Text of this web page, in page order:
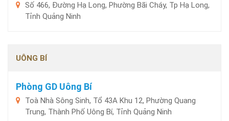
Số 466, Đường Hạ Long, Phường Bãi Cháy, Tp Hạ Long,
Tỉnh Quảng Ninh
UÔNG BÍ
Phòng GD Uông Bí
Toà Nhà Sông Sinh, Tổ 43A Khu 12, Phường Quang
Trung, Thành Phố Uông Bí, Tỉnh Quảng Ninh